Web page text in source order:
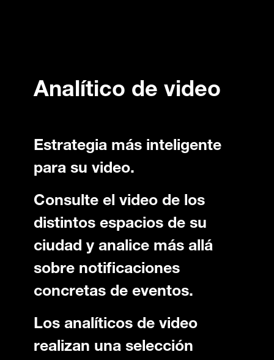
Analítico de video
Estrategia más inteligente
para su video.
Consulte el video de los
distintos espacios de su
ciudad y analice más allá
sobre notificaciones
concretas de eventos.
Los analíticos de video
realizan una selección